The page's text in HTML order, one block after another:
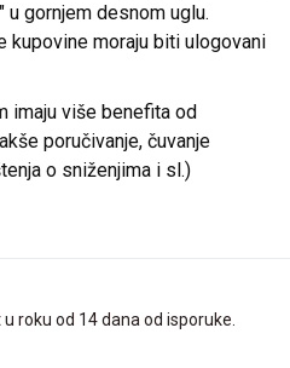
gornjem desnom uglu.
moraju biti ulogovani
imaju više benefita od
poručivanje, čuvanje
o sniženjima i sl.)
roku od 14 dana od isporuke.